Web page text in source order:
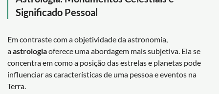
Significado Pessoal
Em contraste com a objetividade da astronomia,
aastrologiaoferece uma abordagem mais subjetiva. Ela se
concentra em como a posição das estrelas e planetas pode
influenciar as características de uma pessoa e eventos na
Terra.